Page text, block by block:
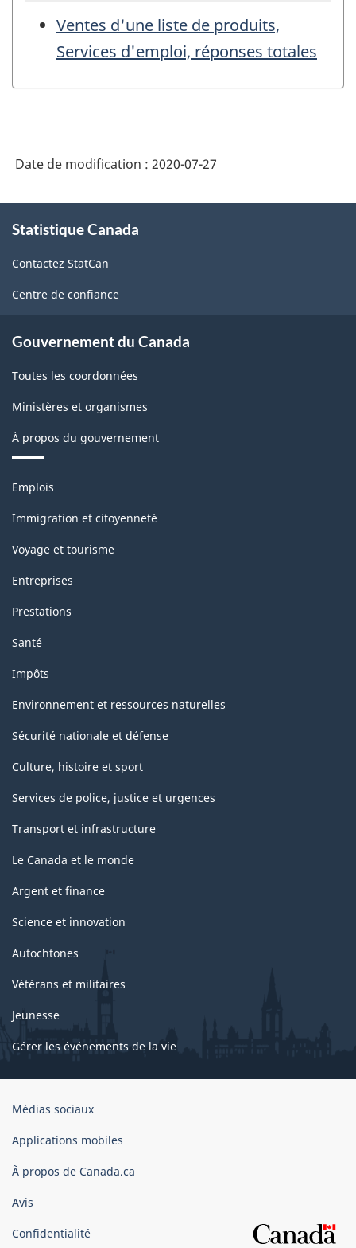
Ventes d'une liste de produits,
Services d'emploi, réponses totales
Date de modification : 2020-07-27
propos
ce
site
Statistique Canada
Contactez StatCan
Centre de confiance
Gouvernement du Canada
Toutes les coordonnées
Ministères et organismes
À propos du gouvernement
Thèmes
sujets
Emplois
Immigration et citoyenneté
Voyage et tourisme
Entreprises
Prestations
Santé
Impôts
Environnement et ressources naturelles
Sécurité nationale et défense
Culture, histoire et sport
Services de police, justice et urgences
Transport et infrastructure
Le Canada et le monde
Argent et finance
Science et innovation
Autochtones
Vétérans et militaires
Jeunesse
Gérer les événements de la vie
Organisation
gouvernement
Canada
Médias sociaux
Applications mobiles
Ã propos de Canada.ca
Avis
Confidentialité